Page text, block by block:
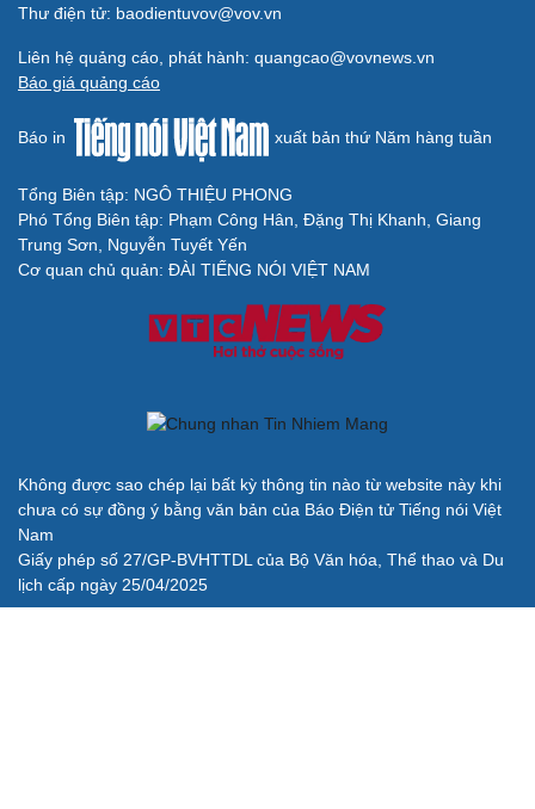
Cải chính
Thư điện tử: baodientuvov@vov.vn
Liên hệ quảng cáo, phát hành: quangcao@vovnews.vn
Báo giá quảng cáo
Báo in xuất bản thứ Năm hàng tuần
Tổng Biên tập: NGÔ THIỆU PHONG
Phó Tổng Biên tập: Phạm Công Hân, Đặng Thị Khanh, Giang
Trung Sơn, Nguyễn Tuyết Yến
Cơ quan chủ quản: ĐÀI TIẾNG NÓI VIỆT NAM
Không được sao chép lại bất kỳ thông tin nào từ website này khi
chưa có sự đồng ý bằng văn bản của Báo Điện tử Tiếng nói Việt
Nam
Giấy phép số 27/GP-BVHTTDL của Bộ Văn hóa, Thể thao và Du
lịch cấp ngày 25/04/2025